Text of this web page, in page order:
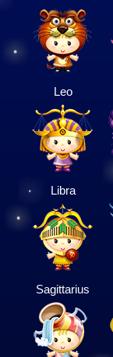
Leo
Libra
Sagittarius